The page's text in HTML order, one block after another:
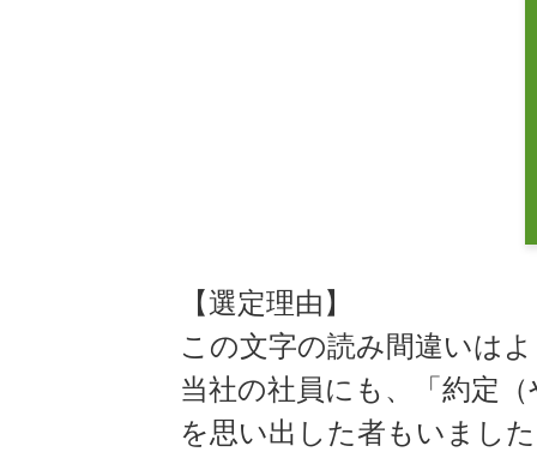
【選定理由】
この文字の読み間違いは
当社の社員にも、「約定
を思い出した者もいまし